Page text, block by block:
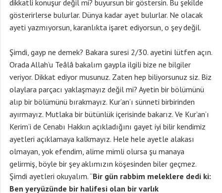
dikkatli konuşur değil mi? buyursun bir göstersin. Bu şekilde
gösterirlerse bulurlar. Dünya kadar ayet bulurlar. Ne olacak
ayeti yazmıyorsun, karanlıkta işaret ediyorsun, o şey değil.
Şimdi, gayp ne demek? Bakara suresi 2/30. ayetini lütfen açın.
Orada Allah’u Teâlâ bakalım gaypla ilgili bize ne bilgiler
veriyor. Dikkat ediyor musunuz. Zaten hep biliyorsunuz siz. Biz
olaylara parçacı yaklaşmayız değil mi? Ayetin bir bölümünü
alıp bir bölümünü bırakmayız. Kur’an’ı sünneti birbirinden
ayırmayız. Mutlaka bir bütünlük içerisinde bakarız. Ve Kur’an’ı
Kerim’i de Cenabı Hakkın açıkladığını gayet iyi bilir kendimiz
ayetleri açıklamaya kalkmayız. Hele hele ayetle alakası
olmayan, yok efendim, alime mimli olursa şu manaya
gelirmiş, böyle bir şey aklımızın köşesinden biler geçmez.
Şimdi ayetleri okuyalım. “Bir gün rabbim meleklere dedi ki:
Ben yeryüzünde bir halifesi olan bir varlık